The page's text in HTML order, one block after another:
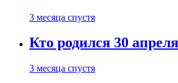
3 месяца спустя
Кто родился 30 апреля
3 месяца спустя